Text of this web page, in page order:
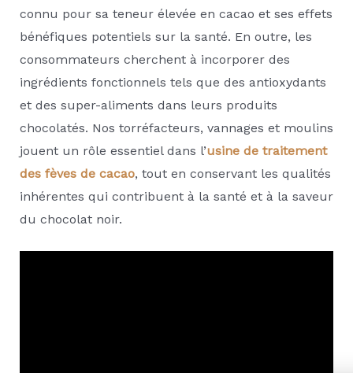
connu pour sa teneur élevée en cacao et ses effets
bénéfiques potentiels sur la santé. En outre, les
consommateurs cherchent à incorporer des
ingrédients fonctionnels tels que des antioxydants
et des super-aliments dans leurs produits
chocolatés. Nos torréfacteurs, vannages et moulins
jouent un rôle essentiel dans l’usine de traitement
des fèves de cacao, tout en conservant les qualités
inhérentes qui contribuent à la santé et à la saveur
du chocolat noir.